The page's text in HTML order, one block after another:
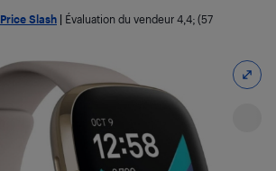
Price Slash Évaluation du vendeur 4,4; (57